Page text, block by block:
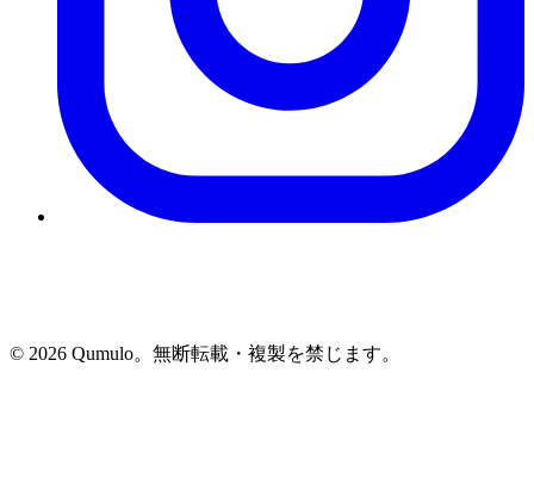
© 2026 Qumulo。無断転載・複製を禁じます。